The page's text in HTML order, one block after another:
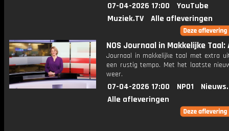
07-04-2026 17:00
YouTube
Muziek.TV
Alle afleveringen
NOS Journaal in Makkelijke
Journaal in makkelijke taal met extra
een rustig tempo. Met het laatste
weer.
07-04-2026 17:00 NPO1
Alle afleveringen